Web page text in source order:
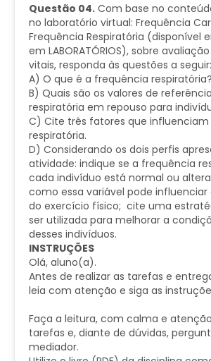
Questão 04. Com base no
no laboratório virtual: Frequência
Frequência Respiratória (disponível
em LABORATÓRIOS), sobre
vitais, responda às questões a seguir:
A) O que é a frequência respiratória?
​B) Quais são os valores de
respiratória em repouso para
​C) Cite três fatores que
respiratória.
​D) Considerando os dois perfis
atividade: indique se a frequência
cada indivíduo está normal ou
como essa variável pode influenciar
do exercício físico; cite uma
ser utilizada para melhorar a
desses indivíduos.
INSTRUÇÕES
Olá, aluno(a).
Antes de realizar as tarefas e
leia com atenção e siga as
Faça a leitura, com calma e
tarefas e, diante de dúvidas,
mediador.